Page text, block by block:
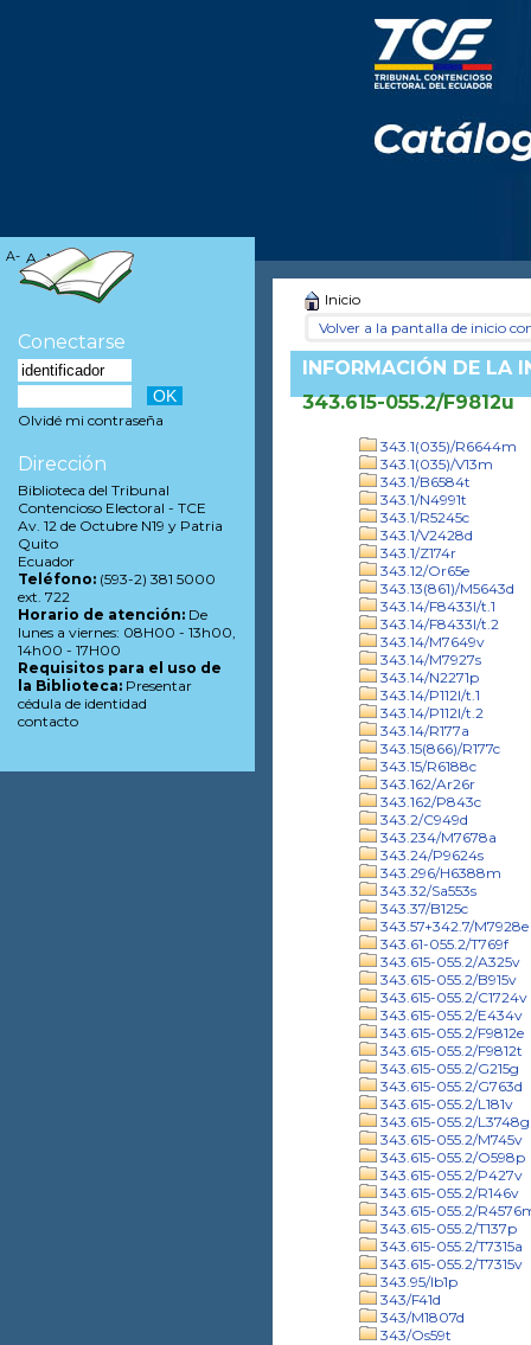
Inicio
Volver a la pantalla de inicio
INFORMACIÓN DE LA
343.615-055.2/F9812u
343.1(035)/R6644m
343.1(035)/V13m
343.1/B6584t
343.1/N4991t
343.1/R5245c
343.1/V2428d
343.1/Z174r
343.12/Or65e
343.13(861)/M5643d
343.14/F8433l/t.1
343.14/F8433l/t.2
343.14/M7649v
343.14/M7927s
343.14/N2271p
343.14/P112l/t.1
343.14/P112l/t.2
343.14/R177a
343.15(866)/R177c
343.15/R6188c
343.162/Ar26r
343.162/P843c
343.2/C949d
343.234/M7678a
343.24/P9624s
343.296/H6388m
343.32/Sa553s
343.37/B125c
343.57+342.7/M7928e
343.61-055.2/T769f
343.615-055.2/A325v
343.615-055.2/B915v
343.615-055.2/C1724v
343.615-055.2/E434v
343.615-055.2/F9812e
343.615-055.2/F9812t
343.615-055.2/G215g
343.615-055.2/G763d
343.615-055.2/L181v
343.615-055.2/L3748g
343.615-055.2/M745v
343.615-055.2/O598p
343.615-055.2/P427v
343.615-055.2/R146v
343.615-055.2/
343.615-055.2/T137p
343.615-055.2/T7315a
343.615-055.2/T7315v
343.95/Ib1p
343/F41d
343/M1807d
343/Os59t
A- A A+
Conectarse
Olvidé mi contraseña
Dirección
Biblioteca del Tribunal
Contencioso Electoral - TCE
Av. 12 de Octubre N19 y Patria
Quito
Ecuador
Teléfono: (593-2) 381 5000
ext. 722
Horario de atención: De
lunes a viernes: 08H00 - 13h00,
14h00 - 17H00
Requisitos para el uso de
la Biblioteca: Presentar
cédula de identidad
contacto